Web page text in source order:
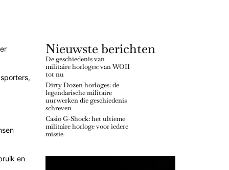
en
Nieuwste berichten
De geschiedenis van
militaire horloges: van WOII
tot nu
Dirty Dozen horloges: de
legendarische militaire
uurwerken die geschiedenis
schreven
Casio G-Shock: het ultieme
militaire horloge voor iedere
missie